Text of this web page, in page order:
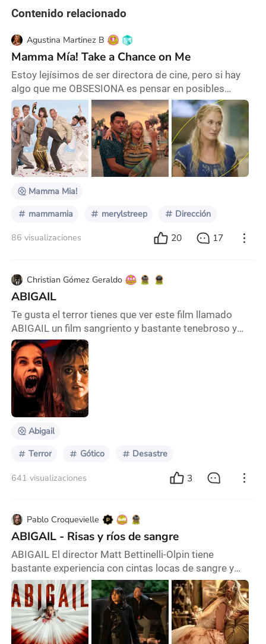
Contenido relacionado
Agustina Martinez B
Mamma Mía! Take a Chance on Me
Estoy lejísimos de ser directora de cine, pero si hay
algo que me OBSESIONA es pensar en posibles
secuelas o continuaciones de las películas que me
gustan. Mamma Mía es una película que me vuelve
loca, no solo por los increíbles temas de Abba, sino
que también por lo bien hechas que están las
historias y del asombroso cast que las conforma.
Aunque tengo muchos sentimientos encontrados con
respecto
Mamma Mia!
mammamia merylstreep Dirección
86 visualizaciones 20 17
Christian Gómez Geraldo
ABIGAIL
Te gusta el terror tienes que ver este film llamado
ABIGAIL un film sangriento y bastante tenebroso y
gore , todo comienza en un grupo de criminales
planea el secuestro de lo que parece ser una niña de
12 añitos totalmente inofensiva e ingenua ante la vida
, pues los criminales reciben la oferta de 50 millones
de dólares solo por su secuestro en lo cual tienen
éxito o casi , ya que tienen que pasa
Abigail
Terror Gótico Desastre
641 visualizaciones 3
Pablo Croquevielle
ABIGAIL - Risas y ríos de sangre
ABIGAIL El director Matt Bettinelli-Olpin tiene
bastante experiencia con cintas locas de sangre y
persecuciones, su cinta de Boda Sangrienta (“Ready
or not“, 2019) le valió una muy buena opinión de la
critica y la audiencia por haber creado una historia
osada y divertida sin dejar de lado el terror y la
sangre. La verdad es que casi toda su filmografía ha